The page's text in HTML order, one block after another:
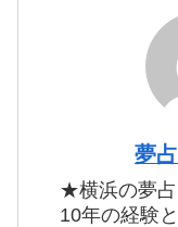
夢
★横浜の夢
10年の経験